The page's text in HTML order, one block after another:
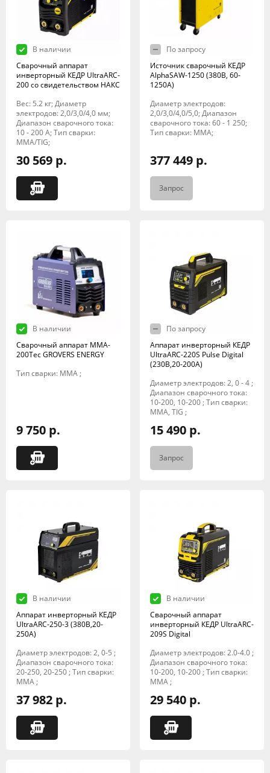
В наличии
Сварочный аппарат
инверторный КЕДР UltraARC-
200 со свидетельством НАКС
Вес: 5.2 кг; Диаметр
электродов: 2,0/3,0/4,0 мм;
Диапазон сварочного тока:
10 - 200 А; Тип сварки:
MMA/TIG;
30 569 р.
По запросу
Источник сварочный КЕДР
AlphaSAW-1250 (380В, 60-
1250А)
Диаметр электродов:
2,0/3,0/4,0/5,0; Диапазон
сварочного тока: 60 - 1 250;
Тип сварки: MMA;
377 449 р.
Запрос
В наличии
Сварочный аппарат MMA-
200Tec GROVERS ENERGY
Тип сварки: MMA ;
9 750 р.
По запросу
Аппарат инверторный КЕДР
UltraARC-220S Pulse Digital
(230В,20-200А)
Диаметр электродов: 2, 0 - 4 ;
Диапазон сварочного тока:
10-200, 10-200 ; Тип сварки:
MMA, TIG ;
15 490 р.
Запрос
В наличии
Аппарат инверторный КЕДР
UltraARC-250-3 (380В,20-
250А)
Диаметр электродов: 2, 0-5 ;
Диапазон сварочного тока:
20-250, 20-250 ; Тип сварки:
MMA ;
37 982 р.
В наличии
Сварочный аппарат
инверторный КЕДР UltraARC-
209S Digital
Диаметр электродов: 2.0-4.0 ;
Диапазон сварочного тока:
10-200, 10-200 ; Тип сварки:
MMA ;
29 540 р.